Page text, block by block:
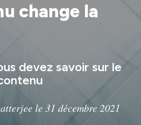
change la
devez savoir sur le
le 31 décembre 2021